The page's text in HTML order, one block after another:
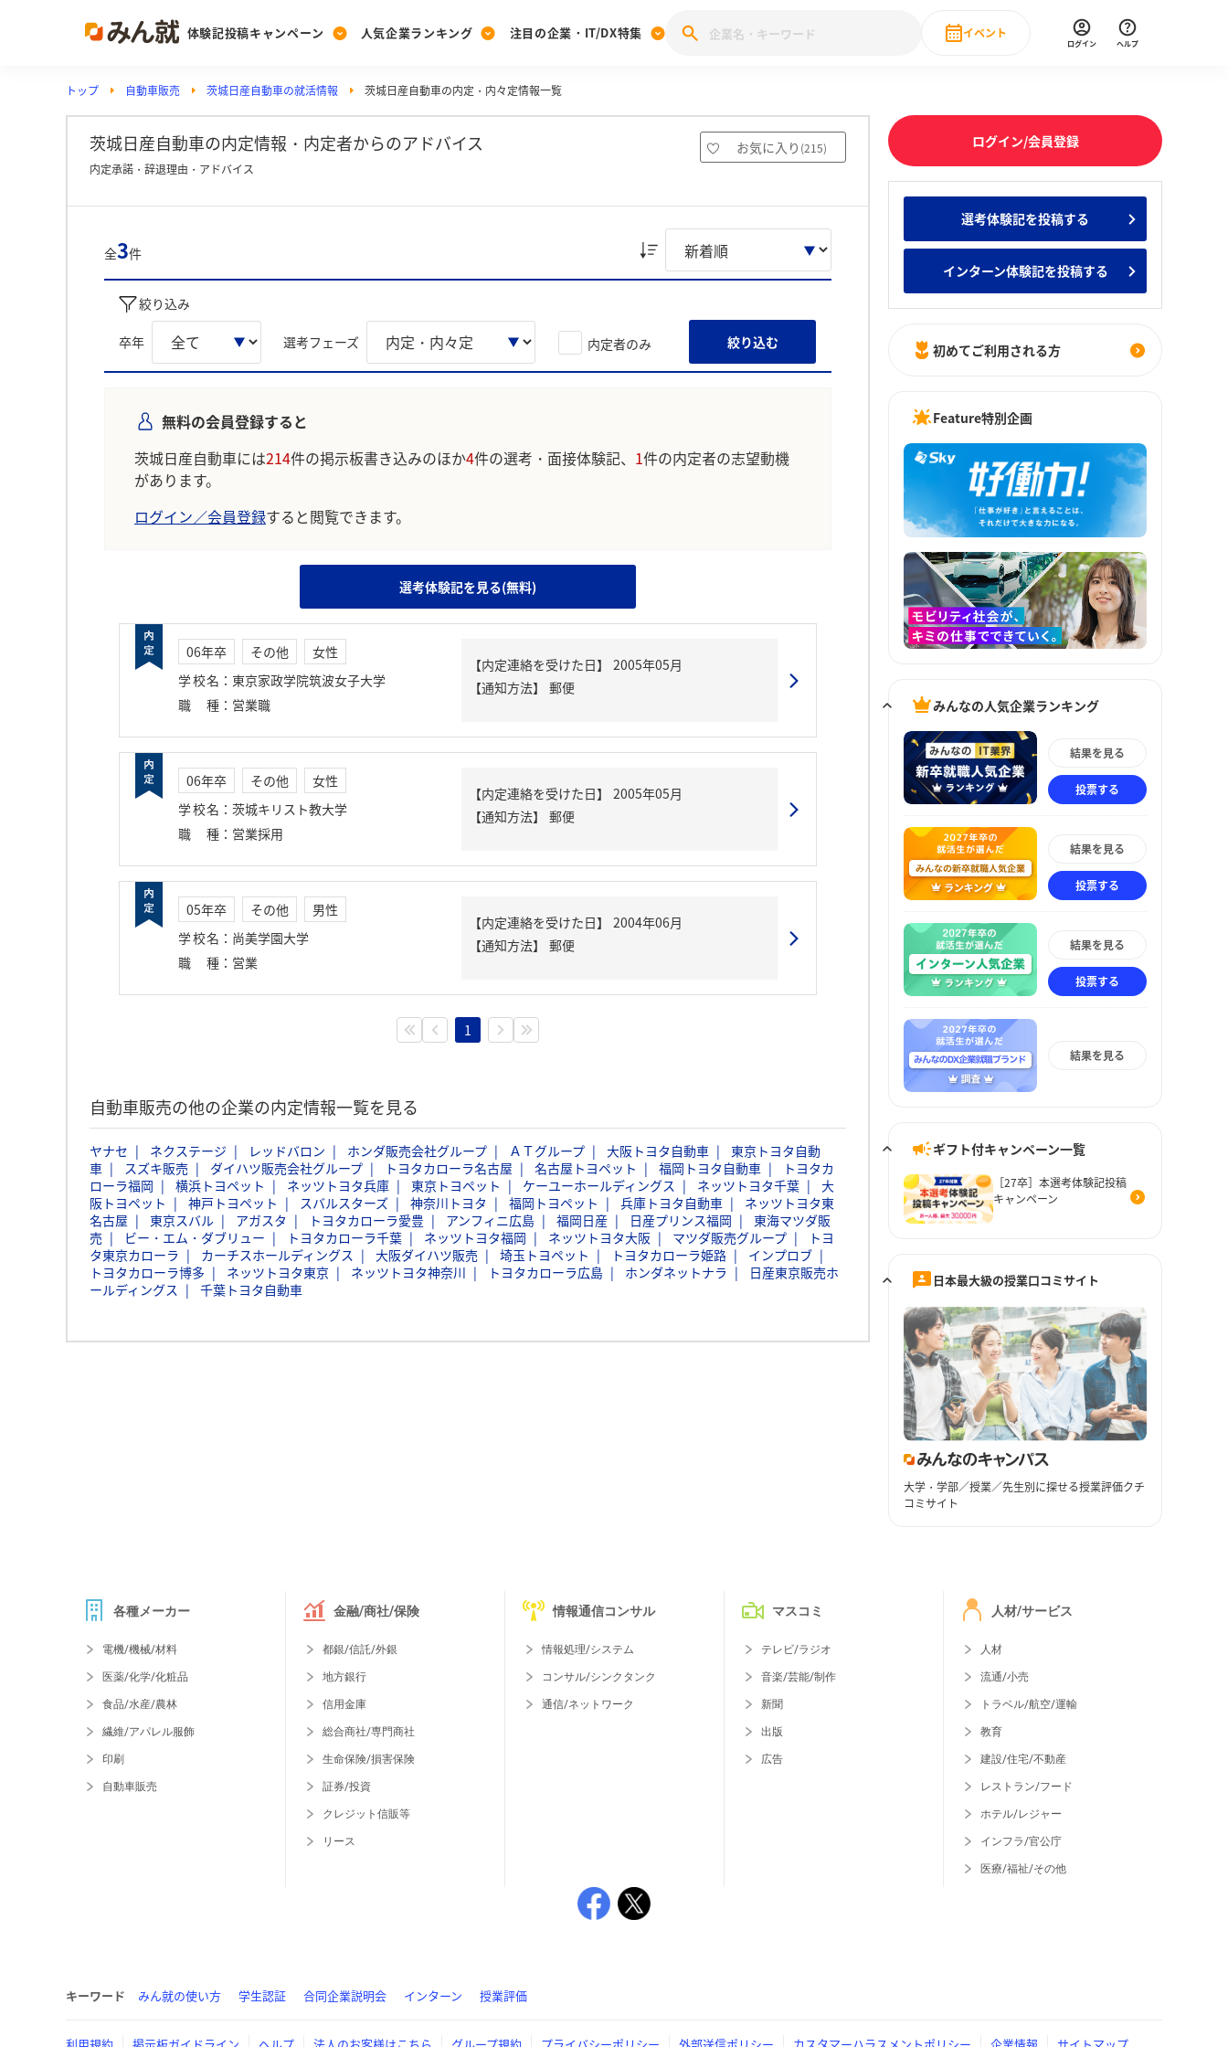
体験記投稿キャンペーン
Post
投稿する
[27卒] 本選考体験記投稿キャンペーン
人気企業ランキング
Ranking
ランキングを見る
Vote みんなの新卒就職人気企業ランキング みんなのインターン人気企業ランキ
注目の企業・IT/DX特集
PickUp
注目の企業特集
28卒 IT・DX現場社員インタビュー
イベント
直近のイベント一覧
ログイン ヘルプ
トップ 自動車販売 茨城日産自動車の就活情報 茨城日産自動車の内定・内々定情報一覧
茨城日産自動車の内定情報・内定者からのアドバイス お気に入り (215)
内定承諾・辞退理由・アドバイス
全3件
絞り込み
卒年 選考フェーズ 内定者のみ 絞り込む
無料の会員登録すると
茨城日産自動車には214件の掲示板書き込みのほか4件の選考・面接体験記、 1件の内定者の志望動機
があります。
ログイン／会員登録すると閲覧できます。
選考体験記を見る(無料)
06年卒 その他
女性
学校名 ： 東京家政学院筑波女子大学
職種 ： 営業職
【内定連絡を受けた日】
2005年05月
【通知方法】
郵便
06年卒 その他
女性
学校名 ： 茨城キリスト教大学
職種 ： 営業採用
【内定連絡を受けた日】
2005年05月
【通知方法】
郵便
05年卒 その他
男性
学校名 ： 尚美学園大学
職種 ： 営業
【内定連絡を受けた日】
2004年06月
【通知方法】
郵便
1
自動車販売の他の企業の内定情報一覧を見る
ヤナセ ネクステージ レッドバロン ホンダ販売会社グループ ＡＴグループ 大阪トヨタ自動車
東京トヨタ自動
車
スズキ販売 ダイハツ販売会社グループ トヨタカローラ名古屋 名古屋トヨペット 福岡トヨタ自動車
トヨタカ
ローラ福岡
横浜トヨペット ネッツトヨタ兵庫 東京トヨペット ケーユーホールディングス ネッツトヨタ千葉
大
阪トヨペット
神戸トヨペット スバルスターズ 神奈川トヨタ 福岡トヨペット 兵庫トヨタ自動車
ネッツトヨタ東
名古屋
東京スバル アガスタ トヨタカローラ愛豊 アンフィニ広島 福岡日産 日産プリンス福岡
東海マツダ販
売
ビー・エム・ダブリュー トヨタカローラ千葉 ネッツトヨタ福岡 ネッツトヨタ大阪 マツダ販売グループ
トヨ
タ東京カローラ
カーチスホールディングス 大阪ダイハツ販売 埼玉トヨペット トヨタカローラ姫路
インプロブ
トヨタカローラ博多
ネッツトヨタ東京 ネッツトヨタ神奈川 トヨタカローラ広島 ホンダネットナラ
日産東京販売ホ
ールディングス
千葉トヨタ自動車
ログイン/会員登録
選考体験記を投稿する
インターン体験記を投稿する
初めてご利用される方
Feature特別企画
みんなの人気企業ランキング
結果を見る
投票する
結果を見る
投票する
結果を見る
投票する
結果を見る
ギフト付キャンペーン一覧
［27卒］本選考体験記投稿
キャンペーン
日本最大級の授業口コミサイト
大学・学部／授業／先生別に探せる授業評価クチ
コミサイト
各種メーカー
電機/機械/材料
医薬/化学/化粧品
食品/水産/農林
繊維/アパレル服飾
印刷
自動車販売
金融/商社/保険
都銀/信託/外銀
地方銀行
信用金庫
総合商社/専門商社
生命保険/損害保険
証券/投資
クレジット信販等
リース
情報通信コンサル
情報処理/システム
コンサル/シンクタンク
通信/ネットワーク
マスコミ
テレビ/ラジオ
音楽/芸能/制作
新聞
出版
広告
人材/サービス
人材
流通/小売
トラベル/航空/運輸
教育
建設/住宅/不動産
レストラン/フード
ホテル/レジャー
インフラ/官公庁
医療/福祉/その他
キーワード みん就の使い方 学生認証 合同企業説明会 インターン 授業評価